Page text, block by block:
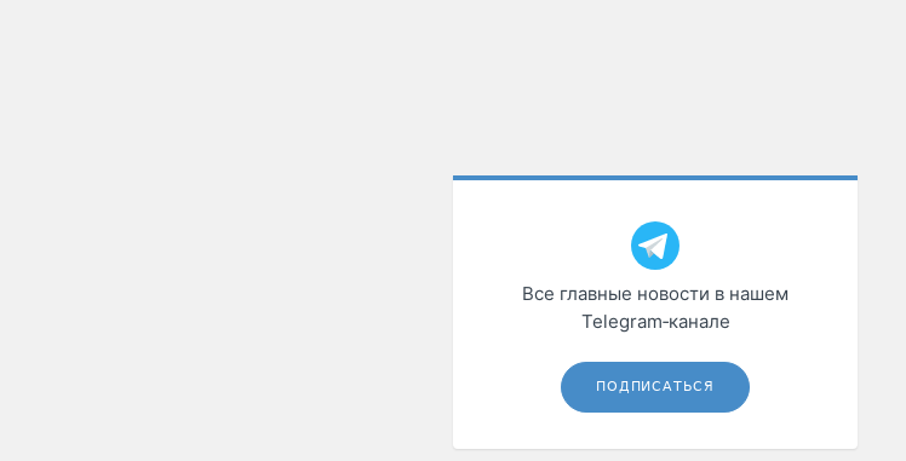
Все главные новости в нашем
Telegram‑канале
ПОДПИСАТЬСЯ